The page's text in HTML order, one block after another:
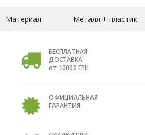
Материал Металл + пластик
БЕСПЛАТНАЯ
ДОСТАВКА
от 10000 ГРН
ОФИЦИАЛЬНАЯ
ГАРАНТИЯ